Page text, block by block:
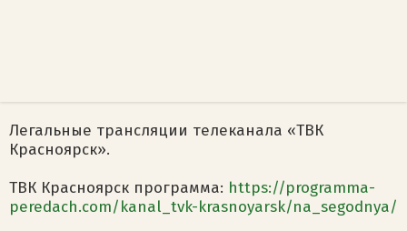
Легальные трансляции телеканала «ТВК
Красноярск».
ТВК Красноярск программа: https://programma-
peredach.com/kanal_tvk-krasnoyarsk/na_segodnya/